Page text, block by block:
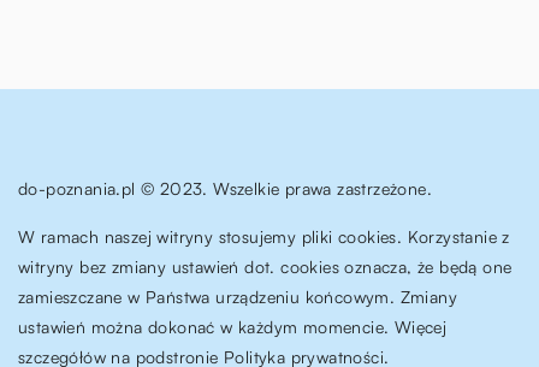
do-poznania.pl © 2023. Wszelkie prawa zastrzeżone.
W ramach naszej witryny stosujemy pliki cookies. Korzystanie z
witryny bez zmiany ustawień dot. cookies oznacza, że będą one
zamieszczane w Państwa urządzeniu końcowym. Zmiany
ustawień można dokonać w każdym momencie. Więcej
szczegółów na podstronie Polityka prywatności.